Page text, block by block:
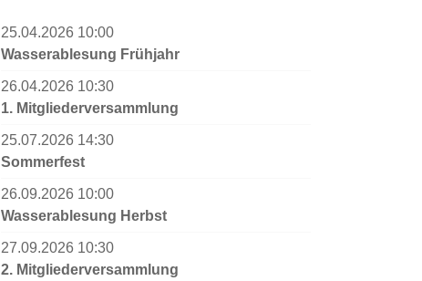
25.04.2026 10:00
Wasserablesung Frühjahr
26.04.2026 10:30
1. Mitgliederversammlung
25.07.2026 14:30
Sommerfest
26.09.2026 10:00
Wasserablesung Herbst
27.09.2026 10:30
2. Mitgliederversammlung